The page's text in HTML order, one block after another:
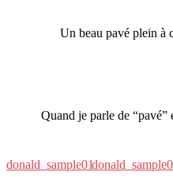
Un beau pavé plein à
Quand je parle de
donald_sample01